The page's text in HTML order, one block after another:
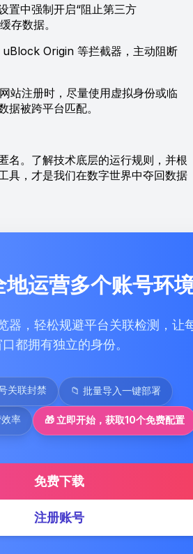
置中强制开启“阻止第三方
存数据。
uBlock Origin 等拦截器，主动阻断
站注册时，尽量使用虚拟身份或临
据被跨平台匹配。
。了解技术底层的运行规则，并根
具，才是我们在数字世界中夺回数据
地运营多个账号环
器，轻松规避平台关联检测，让
口都拥有独立的身份。
关联封禁 📁 批量导入一键部署
效率 🎁 立即开始，获取10个免费配置
免费下载
注册账号